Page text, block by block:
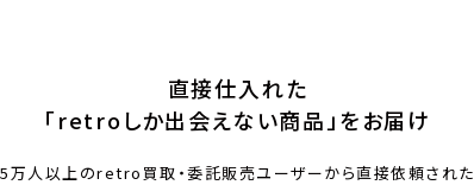
直接仕入れた
「retroしか出会えない商品」をお届け
5万人以上のretro買取・委託販売ユーザーから直接依頼された